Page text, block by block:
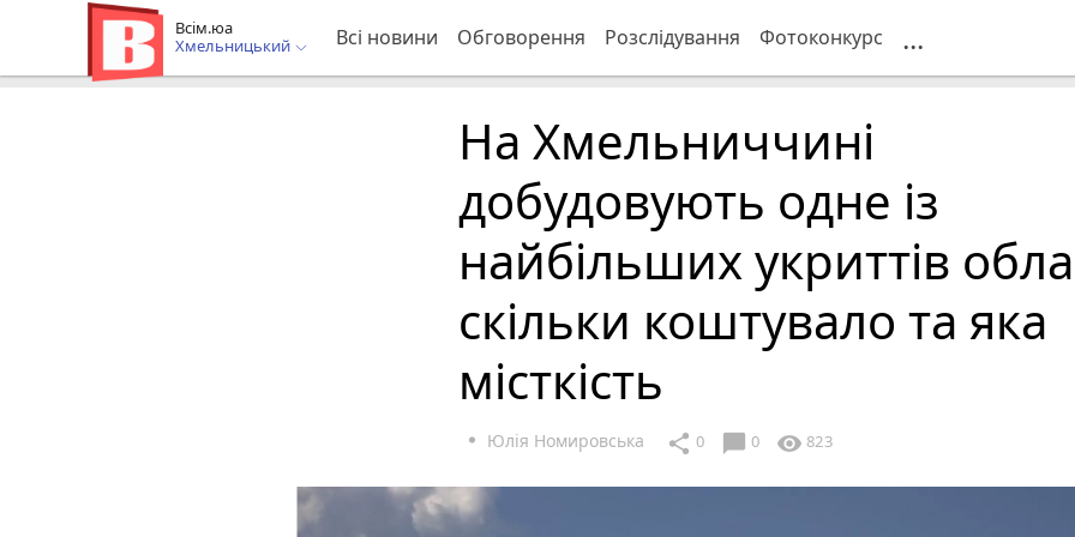
Всім.юа
Хмельницький
Всі новини Обговорення Розслідування Фотоконкурс ...
На Хмельниччині
добудовують одне із
найбільших укриттів
скільки коштувало та яка
місткість
Юлія Номировська share 0 chat_bubble 0 visibility 823